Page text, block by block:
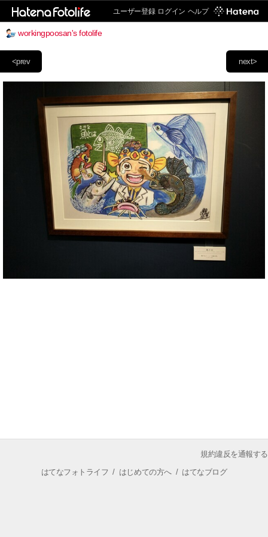
ユーザー登録 ログイン ヘルプ
workingpoosan's fotolife
next>
<prev
規約違反を通報する
はてなフォトライフ / はじめての方へ/ はてなブログ